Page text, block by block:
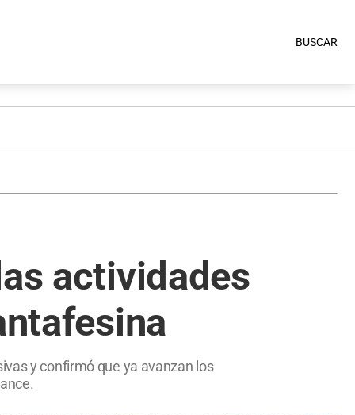
BUSCAR
actividades
y confirmó que ya avanzan los